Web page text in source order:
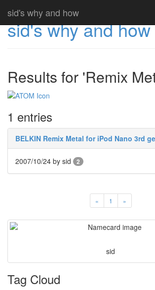
sid's why and how
sid's why and how
Results for 'Remix
1 entries
BELKIN Remix Metal for iPod Nano 3rd
2007/10/24 by sid 2
« 1 »
sid
Tag Cloud